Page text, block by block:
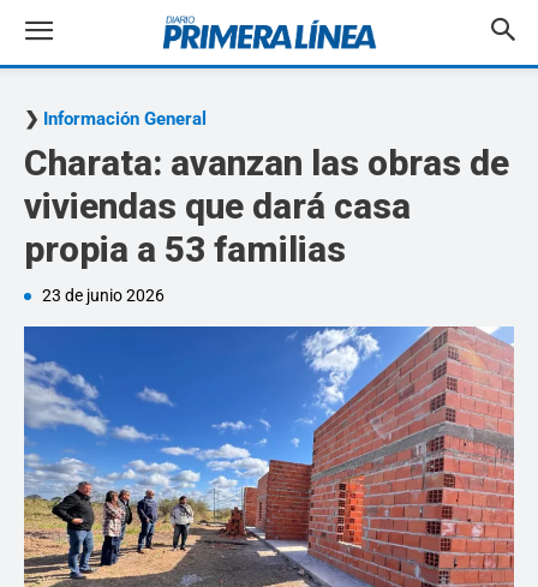
Información General
Charata: avanzan las obras de
viviendas que dará casa
propia a 53 familias
23 de junio 2026